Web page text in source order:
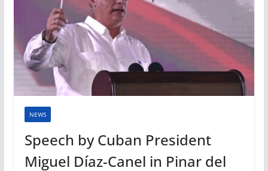
NEWS
Speech by Cuban President
Miguel Díaz-Canel in Pinar del